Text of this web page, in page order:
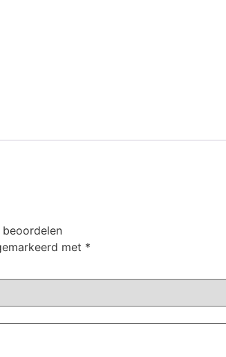
beoordelen
met *